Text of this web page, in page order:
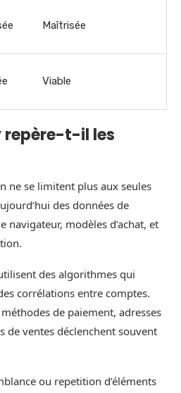
Maîtrisée
Viable
repère-t-il les
ne se limitent plus aux seules
des données de
navigateur, modèles d’achat, et
des algorithmes qui
corrélations entre comptes.
de paiement, adresses
de ventes déclenchent souvent
ou repetition d’éléments